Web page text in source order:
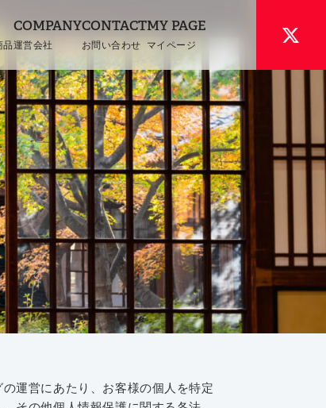
品
COMPANY
運営会社
CONTACT
お問い合わせ
MY PAGE
マイページ
運営にあたり、お客様の個人を特定